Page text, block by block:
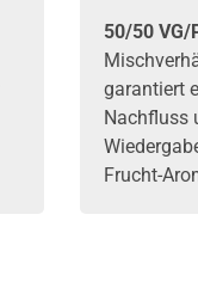
50/50 VG/
garantiert
Nachfluss
Frucht-